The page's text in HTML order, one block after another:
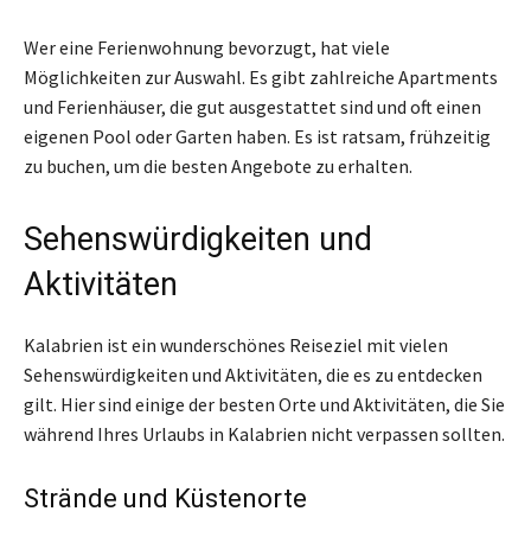
Wer eine Ferienwohnung bevorzugt, hat viele
Möglichkeiten zur Auswahl. Es gibt zahlreiche Apartments
und Ferienhäuser, die gut ausgestattet sind und oft einen
eigenen Pool oder Garten haben. Es ist ratsam, frühzeitig
zu buchen, um die besten Angebote zu erhalten.
Sehenswürdigkeiten und
Aktivitäten
Kalabrien ist ein wunderschönes Reiseziel mit vielen
Sehenswürdigkeiten und Aktivitäten, die es zu entdecken
gilt. Hier sind einige der besten Orte und Aktivitäten, die Sie
während Ihres Urlaubs in Kalabrien nicht verpassen sollten.
Strände und Küstenorte